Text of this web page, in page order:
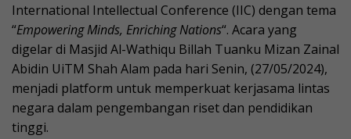
International Intellectual Conference (IIC) dengan tema
“Empowering Minds, Enriching Nations“. Acara yang
digelar di Masjid Al-Wathiqu Billah Tuanku Mizan Zainal
Abidin UiTM Shah Alam pada hari Senin, (27/05/2024),
menjadi platform untuk memperkuat kerjasama lintas
negara dalam pengembangan riset dan pendidikan
tinggi.